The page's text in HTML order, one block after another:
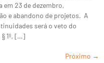
em 23 de dezembro,
e abandono de projetos. A
será o veto do
1º, […]
Próximo →